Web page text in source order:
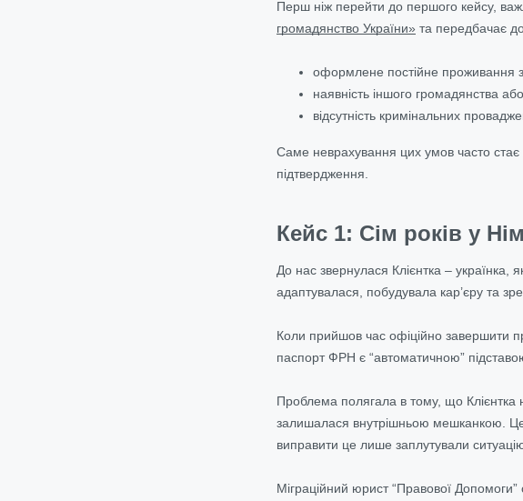
Перш ніж перейти до першого кейсу,
громадянство України» та передбачає
оформлене постійне проживання
наявність іншого громадянства
відсутність кримінальних
Саме неврахування цих умов часто
підтвердження.
Кейс 1: Сім років у
До нас звернулася Клієнтка – українка,
адаптувалася, побудувала кар’єру та
Коли прийшов час офіційно завершити
паспорт ФРН є “автоматичною”
Проблема полягала в тому, що
залишалася внутрішньою мешканкою.
виправити це лише заплутували
Міграційний юрист “Правової